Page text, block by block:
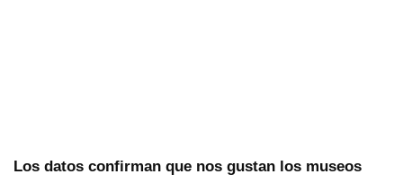
Los datos confirman que nos gustan los museos